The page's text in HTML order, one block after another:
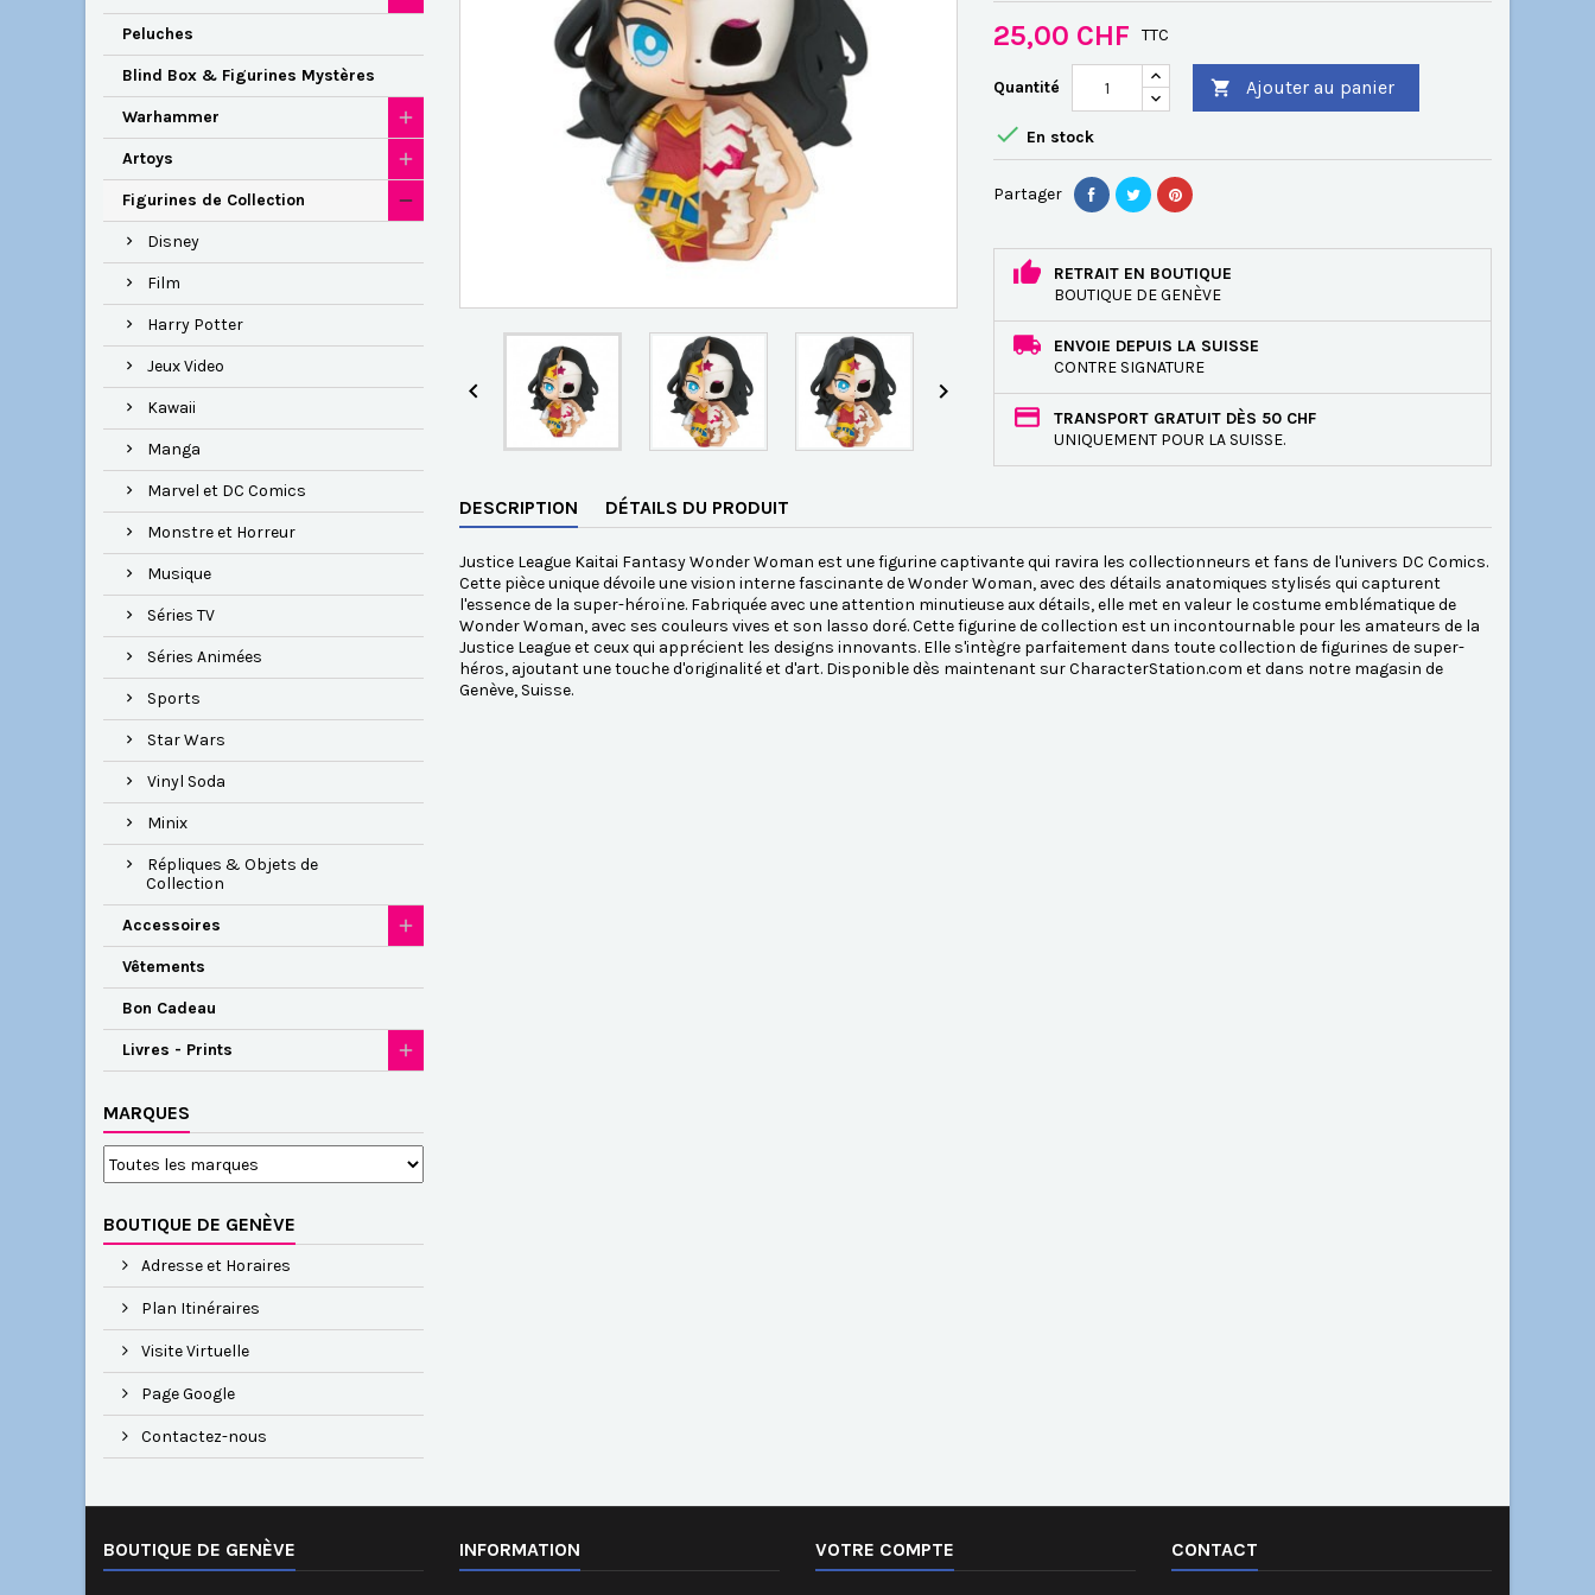
Peluches
Blind Box & Figurines Mystères
Warhammer
Artoys
Figurines de Collection
Disney
Film
Harry Potter
Jeux Video
Kawaii
Manga
Marvel et DC Comics
Monstre et Horreur
Musique
Séries TV
Séries Animées
Sports
Star Wars
Vinyl Soda
Minix
Répliques & Objets de
Collection
Accessoires
Vêtements
Bon Cadeau
Livres - Prints
MARQUES
BOUTIQUE DE GENÈVE
Adresse et Horaires
Plan Itinéraires
Visite Virtuelle
Page Google
Contactez-nous
 
25,00 CHF TTC
Quantité  Ajouter au panier
 En stock
Partager
RETRAIT EN BOUTIQUE
BOUTIQUE DE GENÈVE
ENVOIE DEPUIS LA SUISSE
CONTRE SIGNATURE
TRANSPORT GRATUIT DÈS 50 CHF
UNIQUEMENT POUR LA SUISSE.
DESCRIPTION DÉTAILS DU PRODUIT
Justice League Kaitai Fantasy Wonder Woman est une figurine captivante qui ravira les collectionneurs et fans de l'univers DC Comics.
Cette pièce unique dévoile une vision interne fascinante de Wonder Woman, avec des détails anatomiques stylisés qui capturent
l'essence de la super-héroïne. Fabriquée avec une attention minutieuse aux détails, elle met en valeur le costume emblématique de
Wonder Woman, avec ses couleurs vives et son lasso doré. Cette figurine de collection est un incontournable pour les amateurs de la
Justice League et ceux qui apprécient les designs innovants. Elle s'intègre parfaitement dans toute collection de figurines de super-
héros, ajoutant une touche d'originalité et d'art. Disponible dès maintenant sur CharacterStation.com et dans notre magasin de
Genève, Suisse.
BOUTIQUE DE GENÈVE INFORMATION VOTRE COMPTE CONTACT